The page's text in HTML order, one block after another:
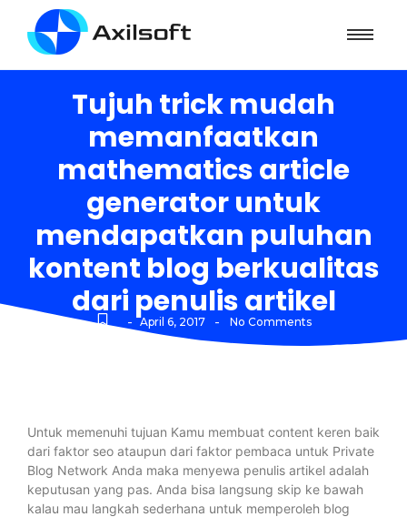
Tujuh trick mudah
memanfaatkan
mathematics article
generator untuk
mendapatkan puluhan
kontent blog berkualitas
dari penulis artikel
- April 6, 2017 - No Comments
Untuk memenuhi tujuan Kamu membuat content keren baik
dari faktor seo ataupun dari faktor pembaca untuk Private
Blog Network Anda maka menyewa penulis artikel adalah
keputusan yang pas. Anda bisa langsung skip ke bawah
kalau mau langkah sederhana untuk memperoleh blog